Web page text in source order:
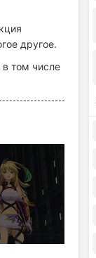
другое.
в том числе